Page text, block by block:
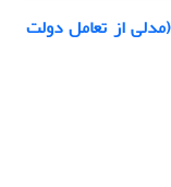
از تعامل دولت